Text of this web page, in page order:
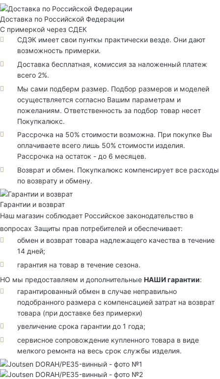
Доставка по Российской Федерации
С примеркой через СДЕК
СДЭК имеет свои пунткы практически везде. Они дают
возможность примерки.
Доставка бесплатная, комиссия за наложенный платеж
всего 2%.
Мы сами подберм размер. Подбор размеров и моделей
осуществляется согласно Вашим параметрам и
пожеланиям. Ответственность за подбор товар несет
Покупкалюкс.
Рассрочка на 50% стоимости возможна. При покупке Вы
оплачиваете всего лишь 50% стоимости изделия.
Рассрочка на остаток - до 6 месяцев.
Возврат и обмен. Покупкалюкс компенсирует все расходы
по возврату и обмену.
Гарантии и возврат
Наш магазин соблюдает Российское законодательство в
вопросах Защиты прав потребителей и обеспечивает:
обмен и возврат товара надлежащего качества в течение
14 дней;
гарантия на товар в течение сезона.
НО мы предоставляем и дополнительные НАШИ гарантии:
гарантированный обмен в случае неправильно
подобранного размера с компенсацией затрат на возврат
товара (при доставке без примерки)
увеличение срока гарантии до 1 года;
сервисное сопровождение купленного товара в виде
мелкого ремонта на весь срок службы изделия.